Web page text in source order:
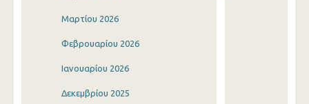
Μαρτίου 2026
Φεβρουαρίου 2026
Ιανουαρίου 2026
Δεκεμβρίου 2025